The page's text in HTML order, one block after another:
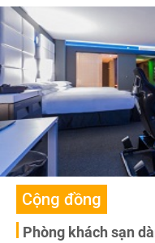
Cộng đồng
Phòng khách sạn